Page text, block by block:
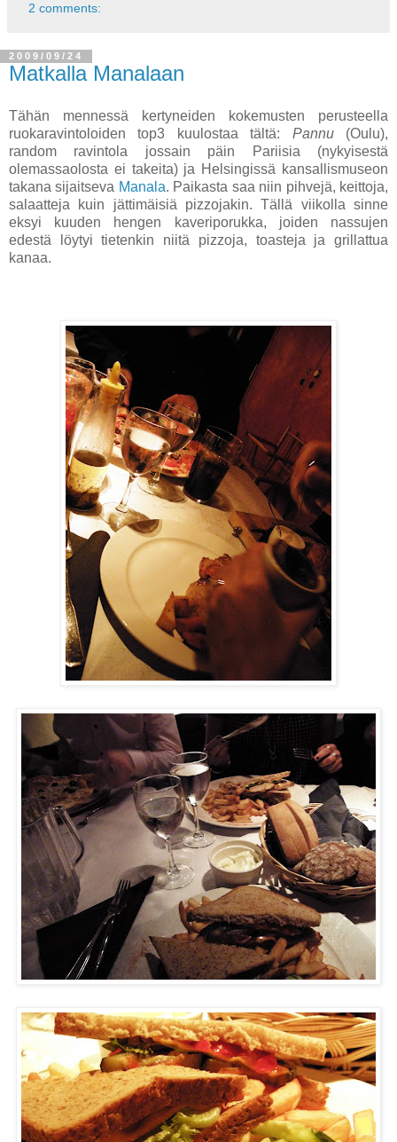
2 comments:
2009/09/24
Matkalla Manalaan
Tähän mennessä kertyneiden kokemusten perusteella
ruokaravintoloiden top3 kuulostaa tältä: Pannu(Oulu),
random ravintola jossain päin Pariisia (nykyisestä
olemassaolosta ei takeita) ja Helsingissä kansallismuseon
takana sijaitseva Manala. Paikasta saa niin pihvejä, keittoja,
salaatteja kuin jättimäisiä pizzojakin. Tällä viikolla sinne
eksyi kuuden hengen kaveriporukka, joiden nassujen
edestä löytyi tietenkin niitä pizzoja, toasteja ja grillattua
kanaa.